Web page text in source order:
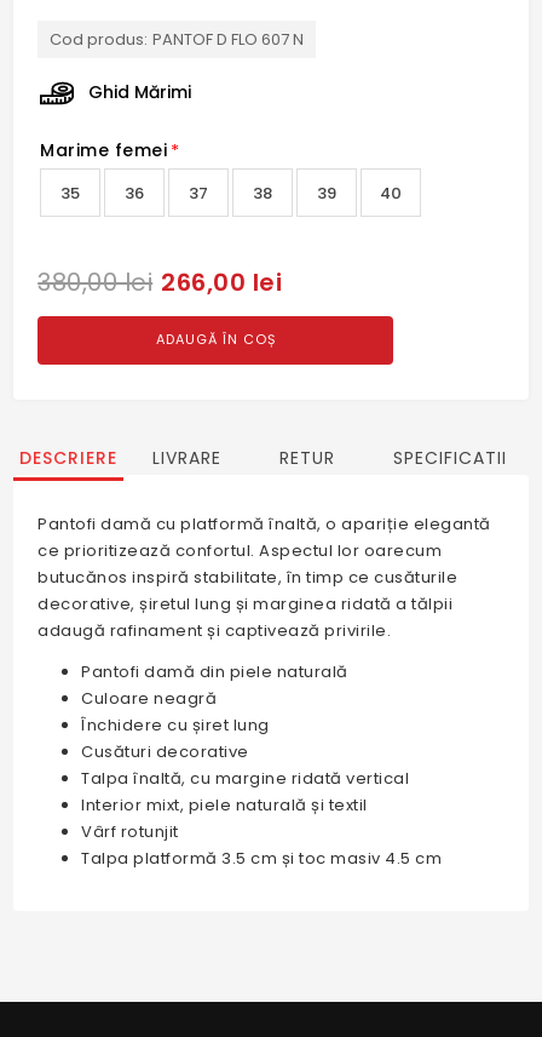
Cod produs: PANTOF D FLO 607 N
Ghid Mărimi
Marime femei *
35 36 37 38 39 40
380,00 lei 266,00 lei
ADAUGĂ ÎN COȘ
DESCRIERE LIVRARE RETUR SPECIFICATII
Pantofi damă cu platformă înaltă, o apariție elegantă
ce prioritizează confortul. Aspectul lor oarecum
butucănos inspiră stabilitate, în timp ce cusăturile
decorative, șiretul lung și marginea ridată a tălpii
adaugă rafinament și captivează privirile.
Pantofi damă din piele naturală
Culoare neagră
Închidere cu șiret lung
Cusături decorative
Talpa înaltă, cu margine ridată vertical
Interior mixt, piele naturală și textil
Vârf rotunjit
Talpa platformă 3.5 cm și toc masiv 4.5 cm